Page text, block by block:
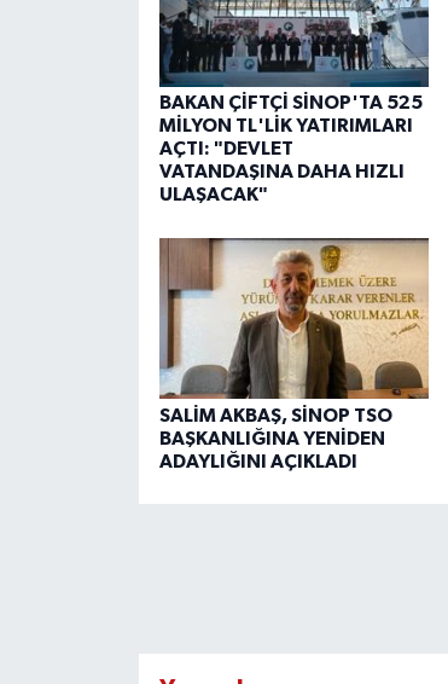
BAKAN ÇİFTÇİ SİNOP'TA 525
MİLYON TL'LİK YATIRIMLARI
AÇTI: "DEVLET
VATANDAŞINA DAHA HIZLI
ULAŞACAK"
SALİM AKBAŞ, SİNOP TSO
BAŞKANLIĞINA YENİDEN
ADAYLIĞINI AÇIKLADI